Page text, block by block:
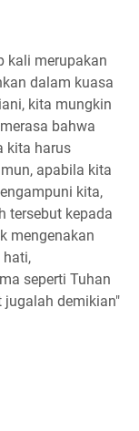
kali merupakan
dalam kuasa
kita mungkin
bahwa
kita harus
apabila kita
kita,
tersebut kepada
mengenakan
hati,
seperti Tuhan
jugalah demikian"